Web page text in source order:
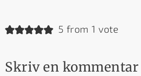
5 from 1 vote
Skriv en kommentar